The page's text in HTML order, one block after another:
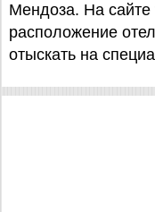
Мендоза. На сайте
расположение
отыскать на